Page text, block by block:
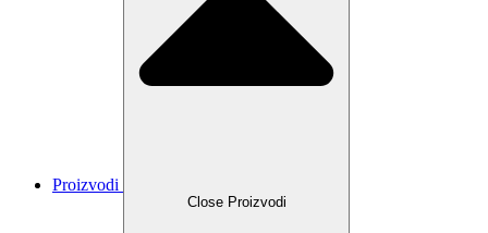
Proizvodi
Close Proizvodi